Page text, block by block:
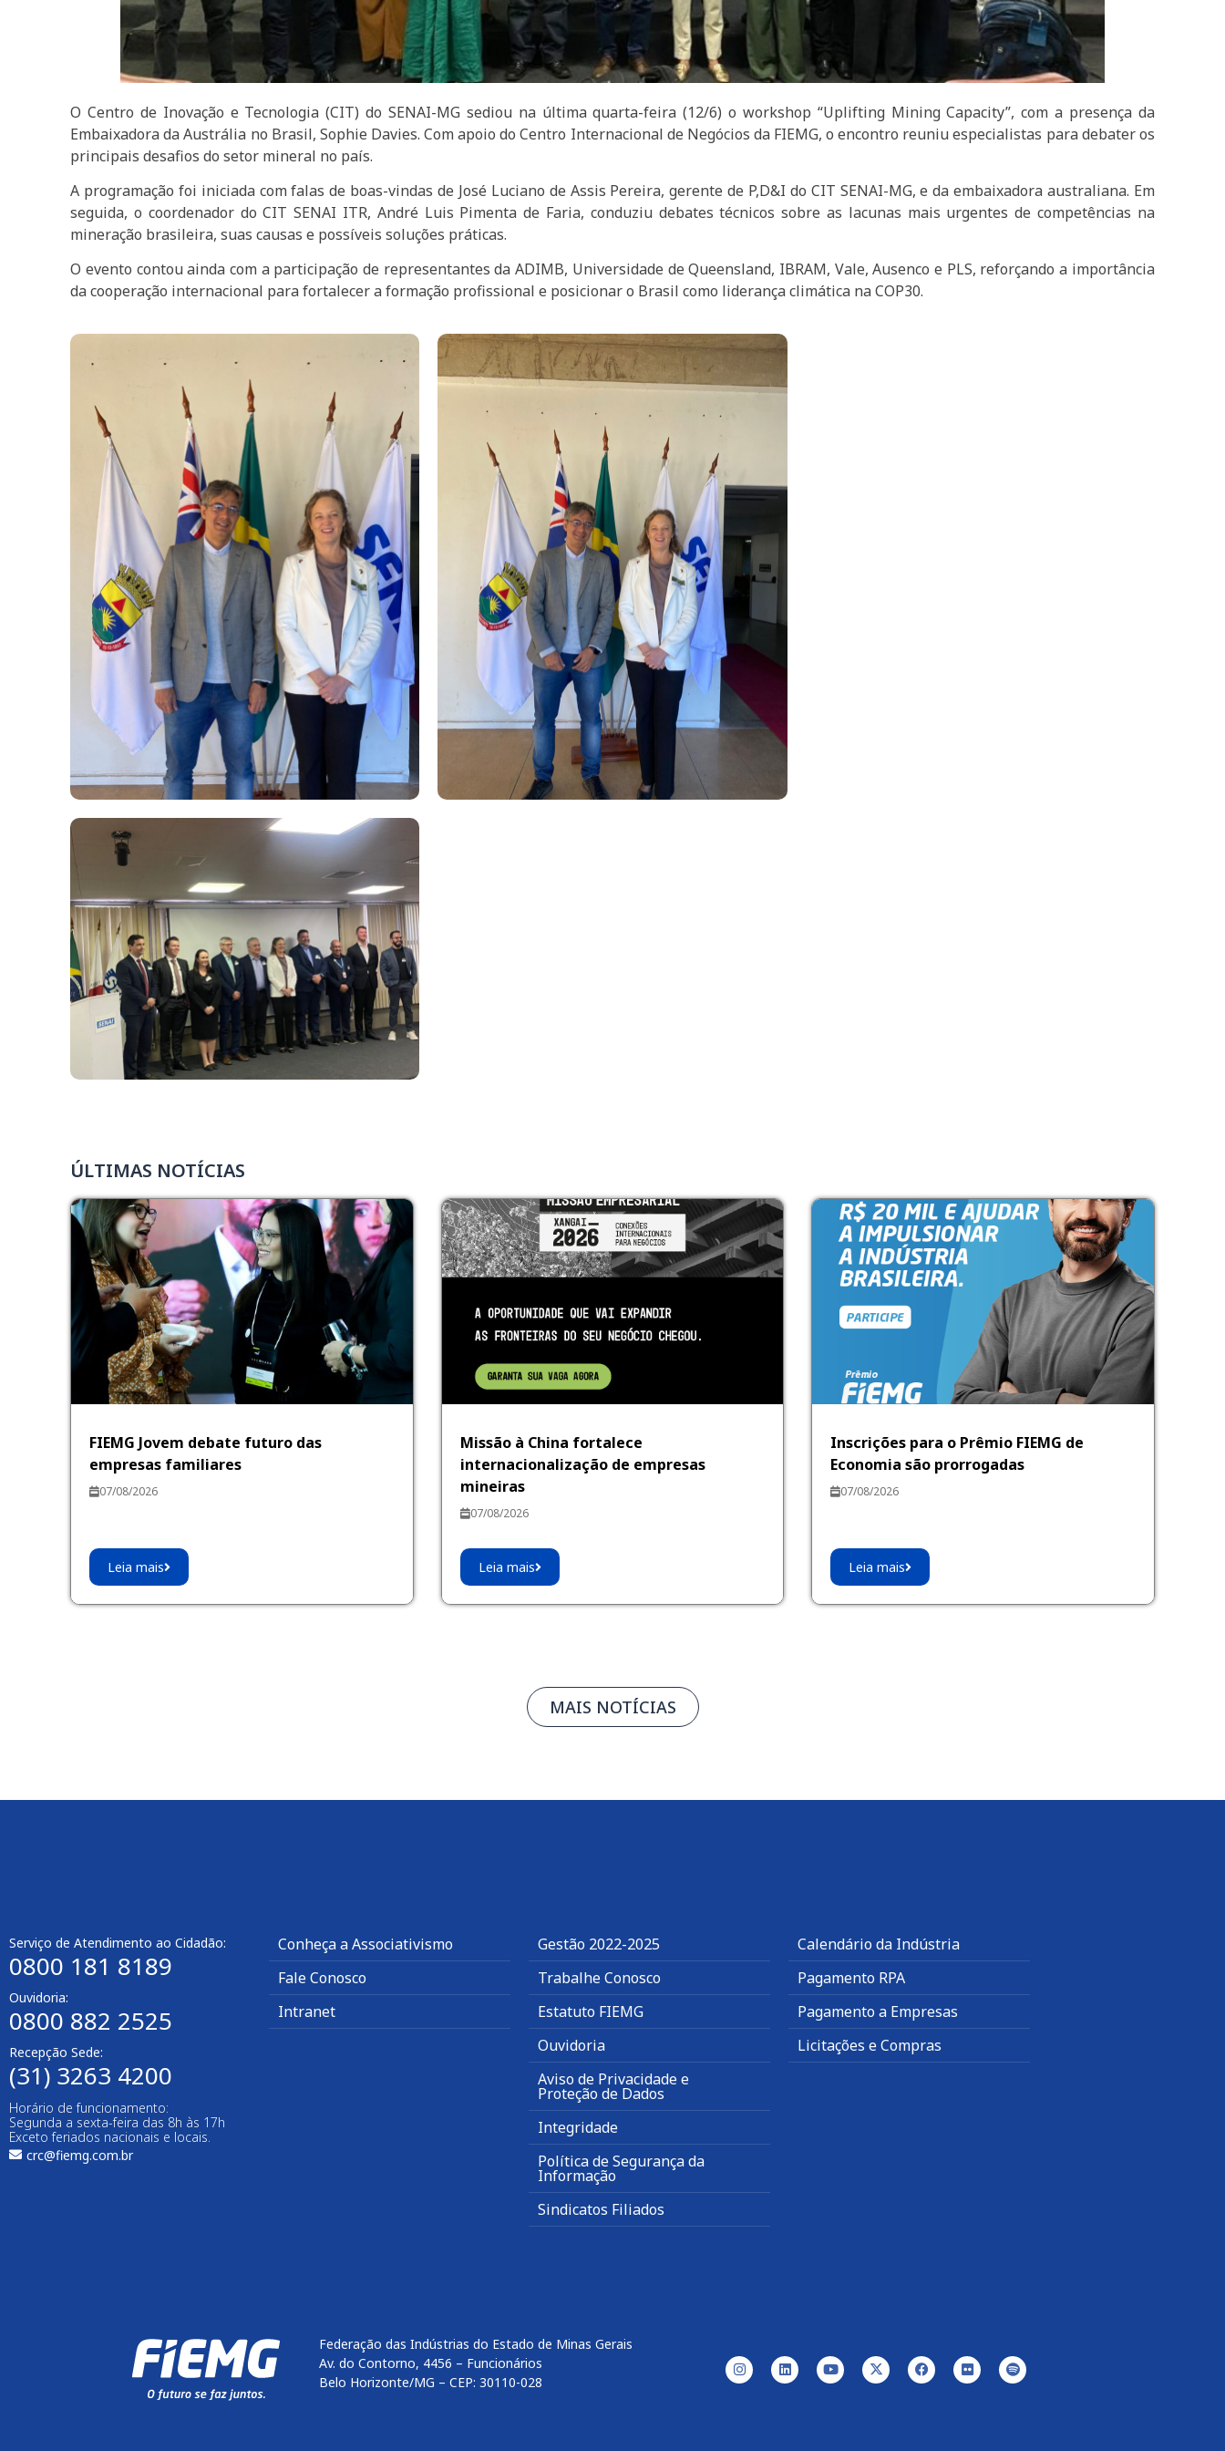
O Centro de Inovação e Tecnologia (CIT) do SENAI-MG sediou na última quarta-feira (12/6) o workshop “Uplifting Mining Capacity”, com a presença da
Embaixadora da Austrália no Brasil, Sophie Davies. Com apoio do Centro Internacional de Negócios da FIEMG, o encontro reuniu especialistas para debater os
principais desafios do setor mineral no país.
A programação foi iniciada com falas de boas-vindas de José Luciano de Assis Pereira, gerente de P,D&I do CIT SENAI-MG, e da embaixadora australiana. Em
seguida, o coordenador do CIT SENAI ITR, André Luis Pimenta de Faria, conduziu debates técnicos sobre as lacunas mais urgentes de competências na
mineração brasileira, suas causas e possíveis soluções práticas.
O evento contou ainda com a participação de representantes da ADIMB, Universidade de Queensland, IBRAM, Vale, Ausenco e PLS, reforçando a importância
da cooperação internacional para fortalecer a formação profissional e posicionar o Brasil como liderança climática na COP30.
ÚLTIMAS NOTÍCIAS
FIEMG Jovem debate futuro das
empresas familiares
07/08/2026
Leia mais
Missão à China fortalece
internacionalização de empresas
mineiras
07/08/2026
Leia mais
Inscrições para o Prêmio FIEMG de
Economia são prorrogadas
07/08/2026
Leia mais
MAIS NOTÍCIAS
Serviço de Atendimento ao Cidadão:
0800 181 8189
Ouvidoria:
0800 882 2525
Recepção Sede:
(31) 3263 4200
Horário de funcionamento:
Segunda a sexta-feira das 8h às 17h
Exceto feriados nacionais e locais.
crc@fiemg.com.br
Conheça a Associativismo
Fale Conosco
Intranet
Gestão 2022-2025
Trabalhe Conosco
Estatuto FIEMG
Ouvidoria
Aviso de Privacidade e
Proteção de Dados
Integridade
Política de Segurança da
Informação
Sindicatos Filiados
Calendário da Indústria
Pagamento RPA
Pagamento a Empresas
Licitações e Compras
Federação das Indústrias do Estado de Minas Gerais
Av. do Contorno, 4456 – Funcionários
Belo Horizonte/MG – CEP: 30110-028